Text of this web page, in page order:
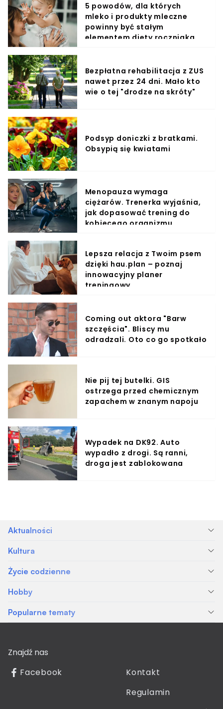
5 powodów, dla których
mleko i produkty mleczne
powinny być stałym
elementem diety roczniaka
Bezpłatna rehabilitacja z ZUS
nawet przez 24 dni. Mało kto
wie o tej "drodze na skróty"
Podsyp doniczki z bratkami.
Obsypią się kwiatami
Menopauza wymaga
ciężarów. Trenerka wyjaśnia,
jak dopasować trening do
kobiecego organizmu
Lepsza relacja z Twoim psem
dzięki hau.plan – poznaj
innowacyjny planer
treningowy
Coming out aktora "Barw
szczęścia". Bliscy mu
odradzali. Oto co go spotkało
Nie pij tej butelki. GIS
ostrzega przed chemicznym
zapachem w znanym napoju
Wypadek na DK92. Auto
wypadło z drogi. Są ranni,
droga jest zablokowana
Aktualności
Kultura
Życie codzienne
Hobby
Popularne tematy
Znajdź nas
Facebook
Kontakt
Regulamin